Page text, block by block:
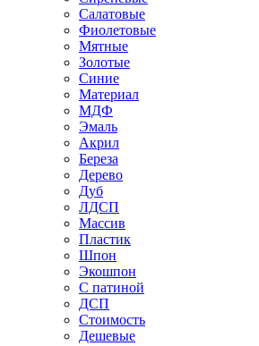
Салатовые
Фиолетовые
Мятные
Золотые
Синие
Материал
МДФ
Эмаль
Акрил
Береза
Дерево
Дуб
ЛДСП
Массив
Пластик
Шпон
Экошпон
С патиной
ДСП
Стоимость
Дешевые